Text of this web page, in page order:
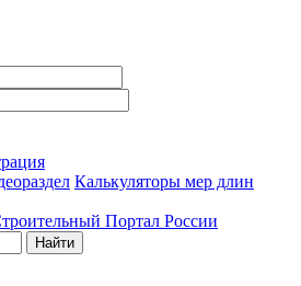
Калькуляторы мер длин
Портал России
Найти